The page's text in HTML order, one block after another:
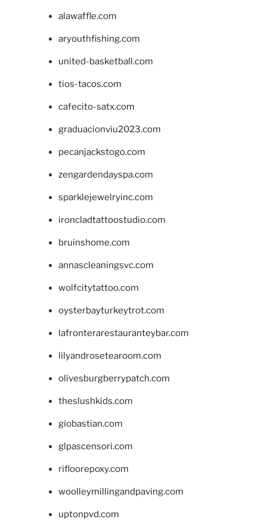
alawaffle.com
aryouthfishing.com
united-basketball.com
tios-tacos.com
cafecito-satx.com
graduacionviu2023.com
pecanjackstogo.com
zengardendayspa.com
sparklejewelryinc.com
ironcladtattoostudio.com
bruinshome.com
annascleaningsvc.com
wolfcitytattoo.com
oysterbayturkeytrot.com
lafronterarestauranteybar.com
lilyandrosetearoom.com
olivesburgberrypatch.com
theslushkids.com
giobastian.com
glpascensori.com
rifloorepoxy.com
woolleymillingandpaving.com
uptonpvd.com